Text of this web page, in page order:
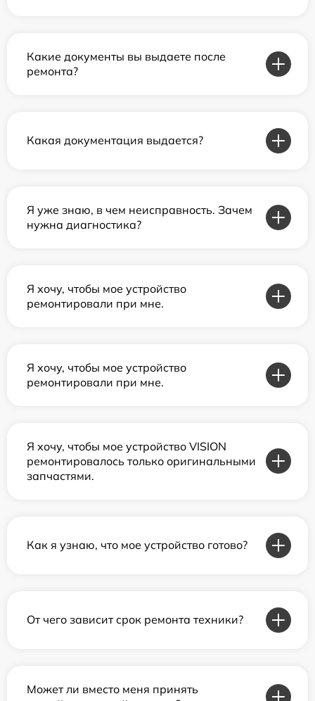
Какие документы вы выдаете после
ремонта?
Какая документация выдается?
Я уже знаю, в чем неисправность. Зачем
нужна диагностика?
Я хочу, чтобы мое устройство
ремонтировали при мне.
Я хочу, чтобы мое устройство
ремонтировали при мне.
Я хочу, чтобы мое устройство VISION
ремонтировалось только оригинальными
запчастями.
Как я узнаю, что мое устройство готово?
От чего зависит срок ремонта техники?
Может ли вместо меня принять